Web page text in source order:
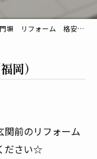
門塀 リフォーム 格安（福岡）
）
関前のリフォーム
ださい☆